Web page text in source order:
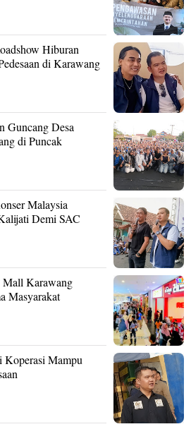
Hiburan
di Karawang
Guncang Desa
di Puncak
Malaysia
Demi SAC
Karawang
Masyarakat
Koperasi Mampu